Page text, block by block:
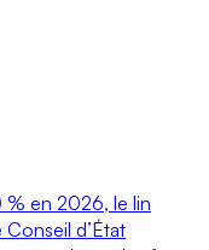
% en 2026, le lin
d’État